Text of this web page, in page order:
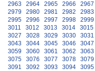
2963
2964 2965 2966 2967
2979
2980 2981 2982 2983
2995
2996 2997 2998 2999
3011
3012 3013 3014 3015
3027
3028 3029 3030 3031
3043
3044 3045 3046 3047
3059
3060 3061 3062 3063
3075
3076 3077 3078 3079
3091
3092 3093 3094 3095